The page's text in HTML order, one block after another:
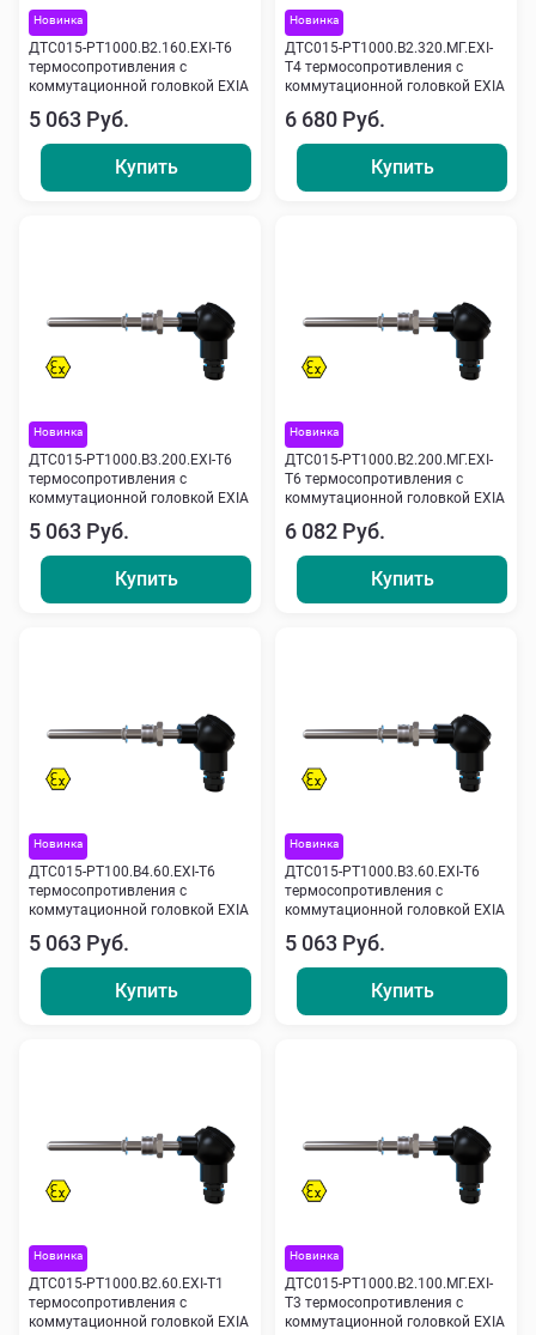
Новинка
ДТС015-РТ1000.В2.160.ЕХI-Т6
термосопротивления с
коммутационной головкой EXIA
5 063 Руб.
Купить
Новинка
ДТС015-РТ1000.В2.320.МГ.ЕХI-
Т4 термосопротивления с
коммутационной головкой EXIA
6 680 Руб.
Купить
Новинка
ДТС015-РТ1000.В3.200.ЕХI-Т6
термосопротивления с
коммутационной головкой EXIA
5 063 Руб.
Купить
Новинка
ДТС015-РТ1000.В2.200.МГ.ЕХI-
Т6 термосопротивления с
коммутационной головкой EXIA
6 082 Руб.
Купить
Новинка
ДТС015-РТ100.В4.60.ЕХI-Т6
термосопротивления с
коммутационной головкой EXIA
5 063 Руб.
Купить
Новинка
ДТС015-РТ1000.В3.60.ЕХI-Т6
термосопротивления с
коммутационной головкой EXIA
5 063 Руб.
Купить
Новинка
ДТС015-РТ1000.В2.60.ЕХI-Т1
термосопротивления с
коммутационной головкой EXIA
Новинка
ДТС015-РТ1000.В2.100.МГ.ЕХI-
Т3 термосопротивления с
коммутационной головкой EXIA